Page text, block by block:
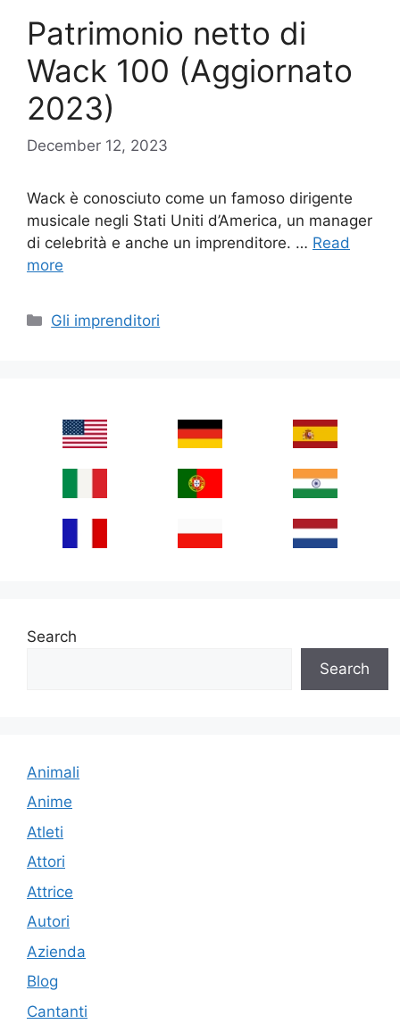
Patrimonio netto di
Wack 100 (Aggiornato
2023)
December 12, 2023
Wack è conosciuto come un famoso dirigente
musicale negli Stati Uniti d’America, un manager
di celebrità e anche un imprenditore. … Read
more
Categories
Gli imprenditori
Search
Search
Animali
Anime
Atleti
Attori
Attrice
Autori
Azienda
Blog
Cantanti